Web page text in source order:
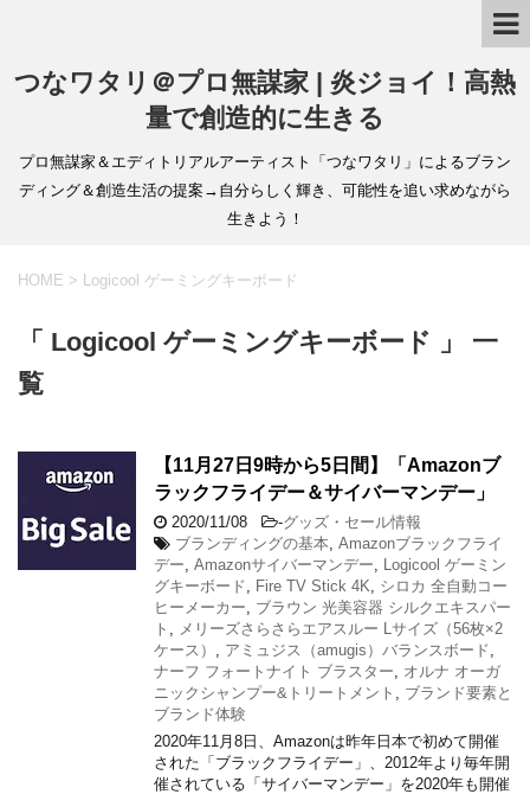
つなワタリ＠プロ無謀家 | 炎ジョイ！高熱
量で創造的に生きる
プロ無謀家＆エディトリアルアーティスト「つなワタリ」によるブラン
ディング＆創造生活の提案→自分らしく輝き、可能性を追い求めながら
生きよう！
HOME > Logicool ゲーミングキーボード
「 Logicool ゲーミングキーボード 」 一
覧
【11月27日9時から5日間】「Amazonブ
ラックフライデー＆サイバーマンデー」
2020/11/08 -グッズ・セール情報
ブランディングの基本 Amazonブラックフライ
デー Amazonサイバーマンデー
Logicool ゲーミン
グキーボード
Fire TV Stick 4K
シロカ 全自動コー
ヒーメーカー
ブラウン 光美容器 シルクエキスパー
ト
メリーズさらさらエアスルー Lサイズ（56枚×2
ケース）
アミュジス（amugis）バランスボード
ナーフ フォートナイト ブラスター
オルナ オーガ
ニックシャンプー&トリートメント
ブランド要素と
ブランド体験
2020年11月8日、Amazonは昨年日本で初めて開催
された「ブラックフライデー」、2012年より毎年開
催されている「サイバーマンデー」を2020年も開催